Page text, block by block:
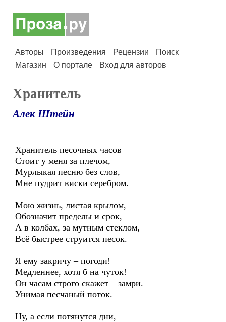
Авторы Произведения Рецензии
Поиск
Магазин
О портале Вход для авторов
Хранитель
Алек Штейн
Хранитель песочных часов
Стоит у меня за плечом,
Мурлыкая песню без слов,
Мне пудрит виски серебром.
Мою жизнь, листая крылом,
Обозначит пределы и срок,
А в колбах, за мутным стеклом,
Всё быстрее струится песок.
Я ему закричу – погоди!
Медленнее, хотя б на чуток!
Он часам строго скажет – замри.
Унимая песчаный поток.
Ну, а если потянутся дни,